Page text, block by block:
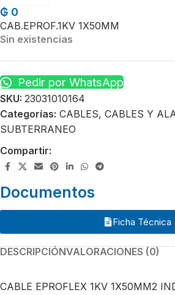
₲ 0
CAB.EPROF.1KV 1X50MM
Sin existencias
Pedir por WhatsApp
SKU: 23031010164
Categorías: CABLES, CABLES Y
SUBTERRANEO
Compartir:
Documentos
Ficha Técnica
DESCRIPCIÓNVALORACIONES (0)
CABLE EPROFLEX 1KV 1X50MM2